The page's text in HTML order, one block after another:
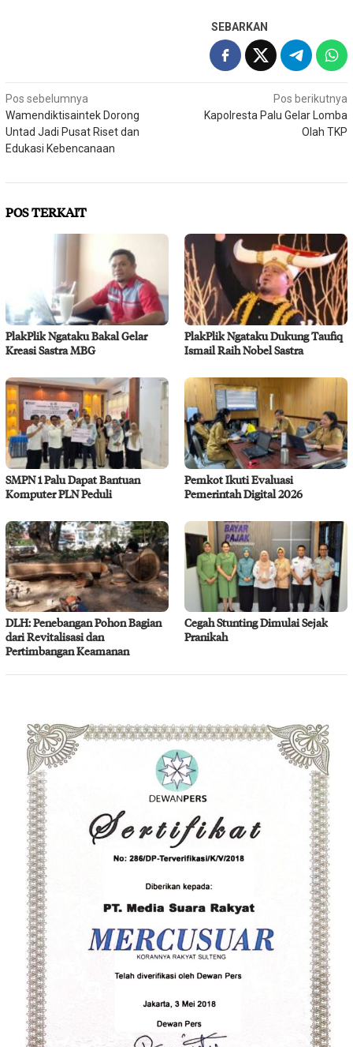
SEBARKAN
Navigasi
pos
Pos sebelumnya
Wamendiktisaintek Dorong
Untad Jadi Pusat Riset dan
Edukasi Kebencanaan
Pos berikutnya
Kapolresta Palu Gelar Lomba
Olah TKP
POS TERKAIT
PlakPlik Ngataku Bakal Gelar
Kreasi Sastra MBG
PlakPlik Ngataku Dukung Taufiq
Ismail Raih Nobel Sastra
SMPN 1 Palu Dapat Bantuan
Komputer PLN Peduli
Pemkot Ikuti Evaluasi
Pemerintah Digital 2026
DLH: Penebangan Pohon Bagian
dari Revitalisasi dan
Pertimbangan Keamanan
Cegah Stunting Dimulai Sejak
Pranikah